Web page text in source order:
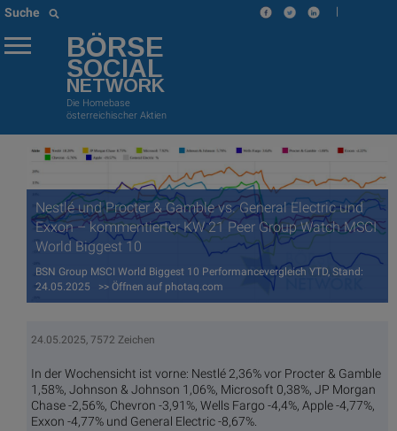
Suche |
BÖRSE
SOCIAL
NETWORK
Die Homebase
österreichischer Aktien
Nestlé und Procter & Gamble vs. General Electric und
Exxon – kommentierter KW 21 Peer Group Watch MSCI
World Biggest 10
BSN Group MSCI World Biggest 10 Performancevergleich YTD, Stand:
24.05.2025 >> Öffnen auf photaq.com
24.05.2025, 7572 Zeichen
In der Wochensicht ist vorne: Nestlé 2,36% vor Procter & Gamble
1,58%, Johnson & Johnson 1,06%, Microsoft 0,38%, JP Morgan
Chase -2,56%, Chevron -3,91%, Wells Fargo -4,4%, Apple -4,77%,
Exxon -4,77% und General Electric -8,67%.